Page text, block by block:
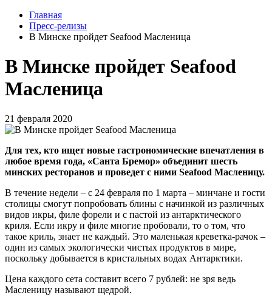
Главная
Пресс-релизы
В Минске пройдет Seafood Масленица
В Минске пройдет Seafood
Масленица
21 февраля 2020
Для тех, кто ищет новые гастрономические впечатления в
любое время года, «Санта Бремор» объединит шесть
минских ресторанов и проведет с ними Seafood Масленицу.
В течение недели – с 24 февраля по 1 марта – минчане и гости
столицы смогут попробовать блины с начинкой из различных
видов икры, филе форели и с пастой из антарктического
криля. Если икру и филе многие пробовали, то о том, что
такое криль, знает не каждый. Это маленькая креветка-рачок –
один из самых экологически чистых продуктов в мире,
поскольку добывается в кристальных водах Антарктики.
Цена каждого сета составит всего 7 рублей: не зря ведь
Масленицу называют щедрой.